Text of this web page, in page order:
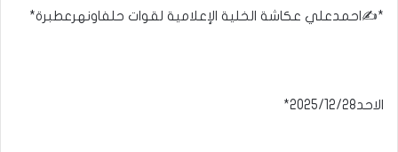
*✍️احمدعلي عكاشة الخلية الإعلامية لقوات حلفاونهرعطبرة*
الاحد2025/12/28*